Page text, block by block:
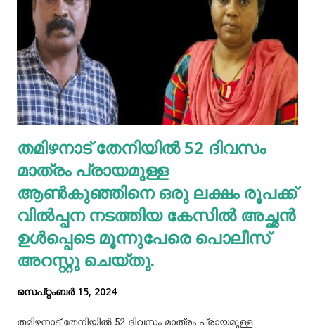
ഓഫറിൽ വ്യത്യസ്ത വിഭാഗത്തിലുള്ള ഉത്പന്നങ്ങൾ
വാങ്ങാവുന്നതിനായി ഇവിടെ ക്ലിക്ക് ചെയ്യുക ദിവസവും
മുടി കഴുകണമെന്നില്ല. ഇത് മുടിയിലെ സ്വാഭാവിക
എണ്ണമയം നഷ്ടപ്പെടുത്തും. ദിവസവും കഴുകുകയെങ്കില്‍
ഇതനുസരിച്ച് എണ്ണ തേയ്ക്കുകയും വേണം. എന്നാല്‍
മുടിയിലെ അഴുക്കു നീക്കി വൃത്തിയാക്കി വയ്‌ക്കേണ്ടതും
അത്യാവശ്യം. അല്ലെങ്കില്‍ ഇത് മുടിവളര്‍ച്ചയെ
തടസപ്പെടുത്തും. നല്ല ഭക്ഷണം, വെള്ളം കുടിയ്ക്കുക, നല്ല
ഉറക്കം എന്നിവ മു...
തമിഴനാട് തേനിയില്‍ 52 ദിവസം
മാത്രം പ്രായമുള്ള
ആണ്‍കുഞ്ഞിനെ ഒരു ലക്ഷം രൂപക്ക്
വില്‍പ്പന നടത്തിയ കേസില്‍ അച്ഛൻ
ഉള്‍പ്പെടെ മൂന്നുപേരെ പൊലീസ്
അറസ്റ്റു ചെയ്തു.
സെപ്റ്റംബർ 15, 2024
തമിഴനാട് തേനിയില്‍ 52 ദിവസം മാത്രം പ്രായമുള്ള